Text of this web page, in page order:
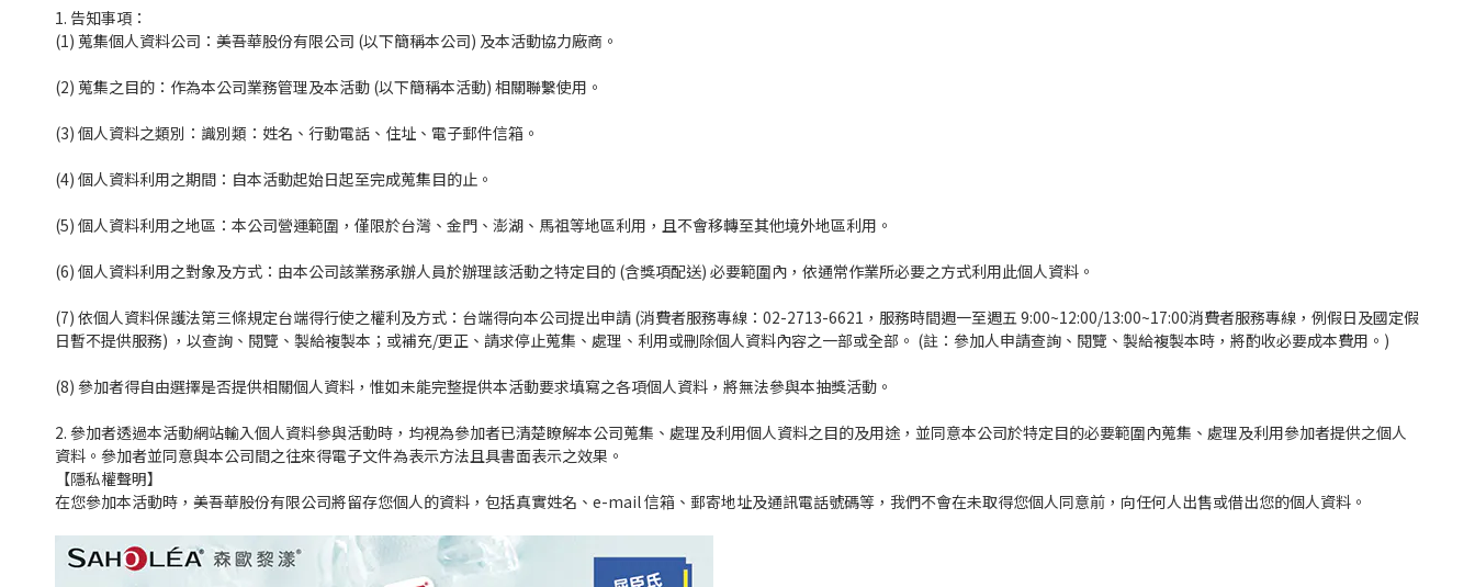
1. 告知事項：
(1) 蒐集個人資料公司：美吾華股份有限公司 (以下簡稱本公司) 及本活動協力廠商。
(2) 蒐集之目的：作為本公司業務管理及本活動 (以下簡稱本活動) 相關聯繫使用。
(3) 個人資料之類別：識別類：姓名、行動電話、住址、電子郵件信箱。
(4) 個人資料利用之期間：自本活動起始日起至完成蒐集目的止。
(5) 個人資料利用之地區：本公司營運範圍，僅限於台灣、金門、澎湖、馬祖等地區利用，且不會移轉至其他境外地區利用。
(6) 個人資料利用之對象及方式：由本公司該業務承辦人員於辦理該活動之特定目的 (含獎項配送) 必要範圍內，依通常作業所必要之方式利用此個人資料。
(7) 依個人資料保護法第三條規定台端得行使之權利及方式：台端得向本公司提出申請 (消費者服務專線：02-2713-6621，服務時間週一至週五 9:00~12:00/13:00~17:00消費者服務專線，例假日及國定假
日暫不提供服務) ，以查詢、閱覽、製給複製本；或補充/更正、請求停止蒐集、處理、利用或刪除個人資料內容之一部或全部。 (註：參加人申請查詢、閱覽、製給複製本時，將酌收必要成本費用。)
(8) 參加者得自由選擇是否提供相關個人資料，惟如未能完整提供本活動要求填寫之各項個人資料，將無法參與本抽獎活動。
2. 參加者透過本活動網站輸入個人資料參與活動時，均視為參加者已清楚瞭解本公司蒐集、處理及利用個人資料之目的及用途，並同意本公司於特定目的必要範圍內蒐集、處理及利用參加者提供之個人
資料。參加者並同意與本公司間之往來得電子文件為表示方法且具書面表示之效果。
【隱私權聲明】
在您參加本活動時，美吾華股份有限公司將留存您個人的資料，包括真實姓名、e-mail 信箱、郵寄地址及通訊電話號碼等，我們不會在未取得您個人同意前，向任何人出售或借出您的個人資料。